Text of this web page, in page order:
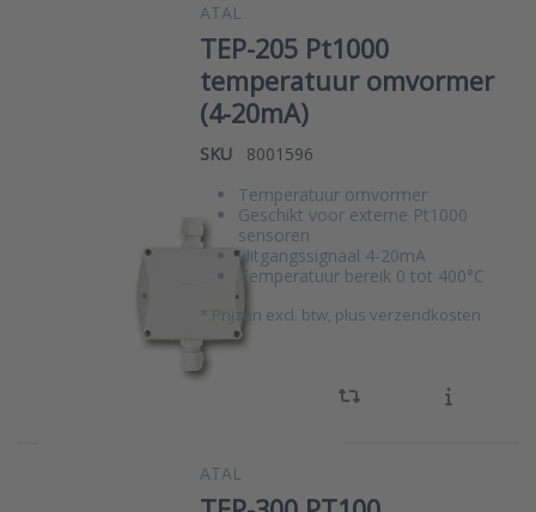
ATAL
TEP-205 Pt1000
temperatuur omvormer
(4-20mA)
SKU
8001596
Temperatuur omvormer
Geschikt voor externe Pt1000
sensoren
Uitgangssignaal 4-20mA
Temperatuur bereik 0 tot 400°C
Prijzen excl. btw, plus verzendkosten
ATAL